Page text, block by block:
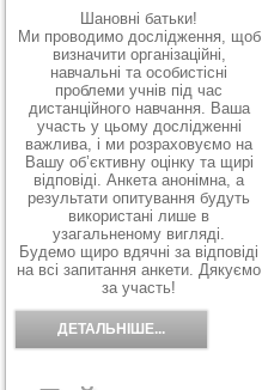
Шановні батьки!
Ми проводимо дослідження, щоб
визначити організаційні,
навчальні та особистісні
проблеми учнів під час
дистанційного навчання. Ваша
участь у цьому дослідженні
важлива, і ми розраховуємо на
Вашу об’єктивну оцінку та щирі
відповіді. Анкета анонімна, а
результати опитування будуть
використані лише в
узагальненому вигляді.
Будемо щиро вдячні за відповіді
на всі запитання анкети. Дякуємо
за участь!
ДЕТАЛЬНІШЕ...